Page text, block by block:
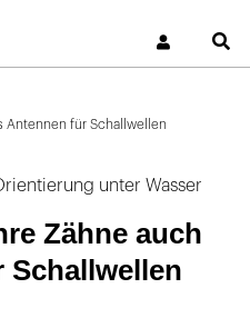
Antennen für Schallwellen
unter Wasser
Zähne auch
Schallwellen